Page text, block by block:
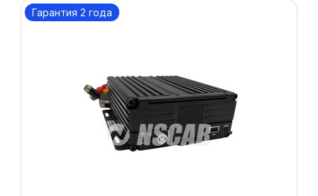
Гарантия 2 года